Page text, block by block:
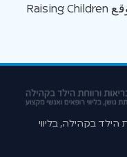
المعلومات وتحريرها بمصادقة موقع Raising Children
הילד בקהילה, בליווי